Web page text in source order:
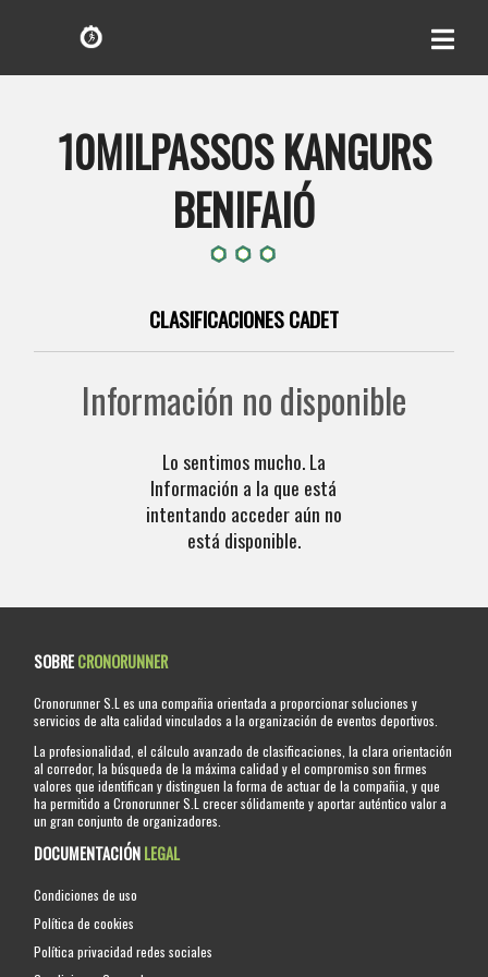
10MILPASSOS KANGURS
BENIFAIÓ
CLASIFICACIONES CADET
Información no disponible
Lo sentimos mucho. La
Información a la que está
intentando acceder aún no
está disponible.
SOBRECRONORUNNER
Cronorunner S.L es una compañia orientada a proporcionar soluciones y
servicios de alta calidad vinculados a la organización de eventos deportivos.
La profesionalidad, el cálculo avanzado de clasificaciones, la clara orientación
al corredor, la búsqueda de la máxima calidad y el compromiso son firmes
valores que identifican y distinguen la forma de actuar de la compañia, y que
ha permitido a Cronorunner S.L crecer sólidamente y aportar auténtico valor a
un gran conjunto de organizadores.
DOCUMENTACIÓNLEGAL
Condiciones de uso
Política de cookies
Política privacidad redes sociales